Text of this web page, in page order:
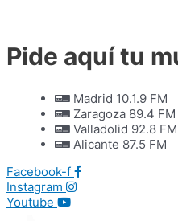
contenido
Pide aquí tu
Madrid 10.1.9 FM
Zaragoza 89.4 FM
Valladolid 92.8 FM
Alicante 87.5 FM
Facebook-f
Instagram
Youtube